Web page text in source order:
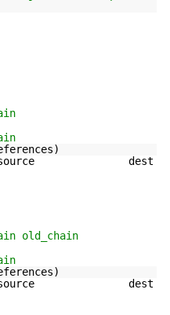
source dest
old_chain
source dest